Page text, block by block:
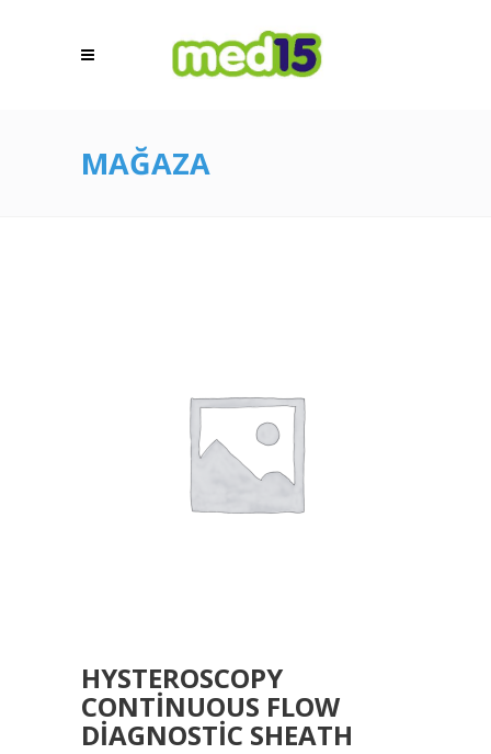
MAĞAZA
HYSTEROSCOPY
CONTINUOUS FLOW
DIAGNOSTIC SHEATH